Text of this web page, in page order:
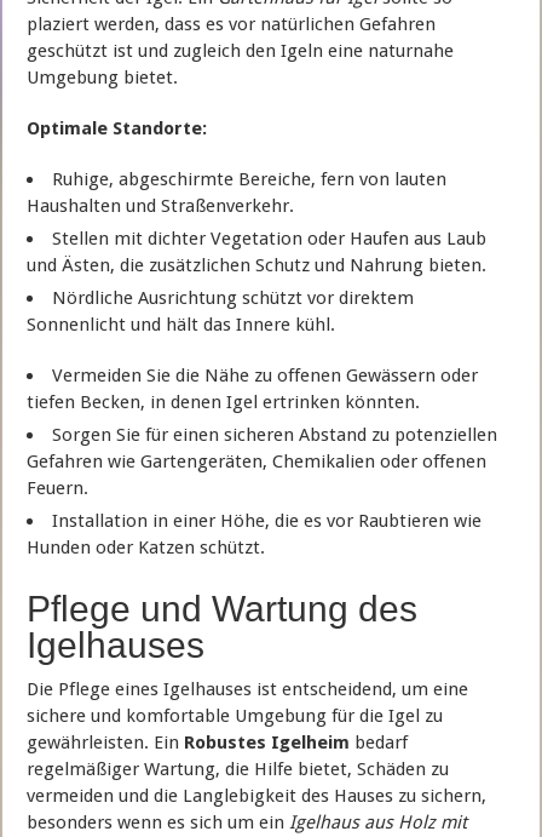
plaziert werden, dass es vor natürlichen Gefahren
geschützt ist und zugleich den Igeln eine naturnahe
Umgebung bietet.
Optimale Standorte:
Ruhige, abgeschirmte Bereiche, fern von lauten
Haushalten und Straßenverkehr.
Stellen mit dichter Vegetation oder Haufen aus Laub
und Ästen, die zusätzlichen Schutz und Nahrung bieten.
Nördliche Ausrichtung schützt vor direktem
Sonnenlicht und hält das Innere kühl.
Vermeiden Sie die Nähe zu offenen Gewässern oder
tiefen Becken, in denen Igel ertrinken könnten.
Sorgen Sie für einen sicheren Abstand zu potenziellen
Gefahren wie Gartengeräten, Chemikalien oder offenen
Feuern.
Installation in einer Höhe, die es vor Raubtieren wie
Hunden oder Katzen schützt.
Pflege und Wartung des
Igelhauses
Die Pflege eines Igelhauses ist entscheidend, um eine
sichere und komfortable Umgebung für die Igel zu
gewährleisten. Ein Robustes Igelheim bedarf
regelmäßiger Wartung, die Hilfe bietet, Schäden zu
vermeiden und die Langlebigkeit des Hauses zu sichern,
besonders wenn es sich um einIgelhaus aus Holz mit